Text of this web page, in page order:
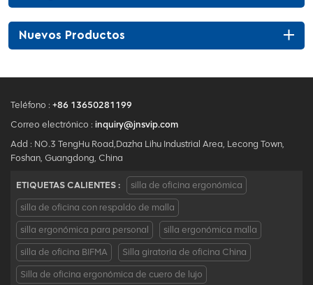
Nuevos Productos
Teléfono : +86 13650281199
Correo electrónico : inquiry@jnsvip.com
Add : NO.3 TengHu Road,Dazha Lihu Industrial Area, Lecong Town,
Foshan, Guangdong, China
ETIQUETAS CALIENTES : silla de oficina ergonómica
silla de oficina con respaldo de malla
silla ergonómica para personal silla ergonómica malla
silla de oficina BIFMA Silla giratoria de oficina China
Silla de oficina ergonómica de cuero de lujo